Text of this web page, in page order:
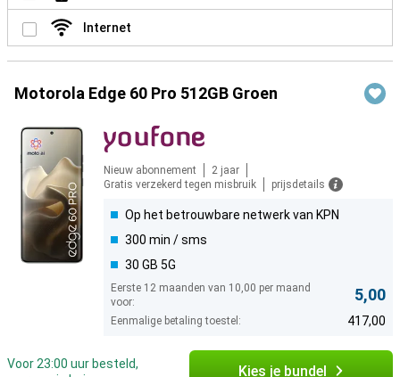
Internet
Motorola Edge 60 Pro 512GB Groen
Nieuw abonnement
2 jaar
Gratis verzekerd tegen misbruik
prijsdetails
Op het betrouwbare netwerk van KPN
300 min / sms
30 GB 5G
Eerste 12 maanden van 10,00 per maand
voor:
5,00
Eenmalige betaling toestel: 417,00
Voor 23:00 uur besteld,
Kies je bundel